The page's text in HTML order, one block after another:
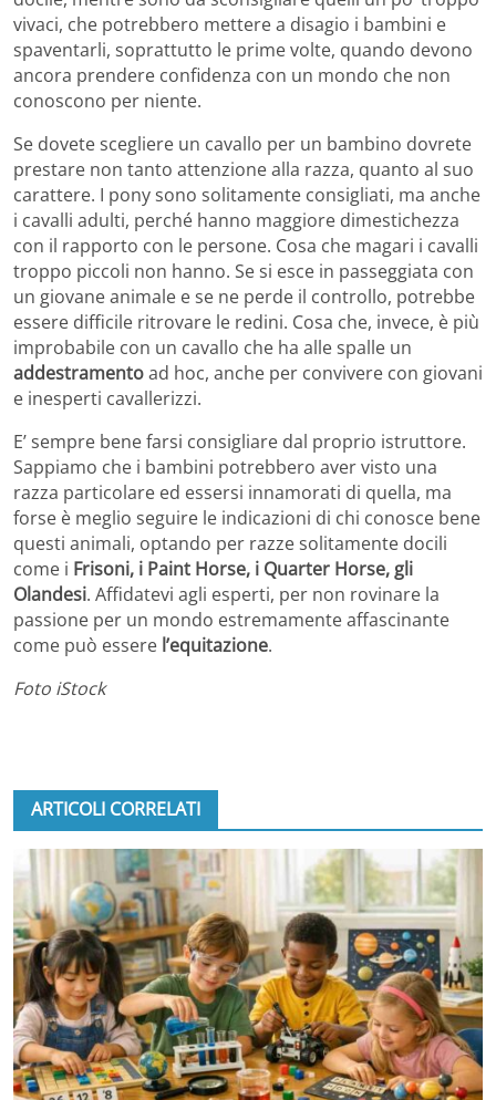
vivaci, che potrebbero mettere a disagio i bambini e
spaventarli, soprattutto le prime volte, quando devono
ancora prendere confidenza con un mondo che non
conoscono per niente.
Se dovete scegliere un cavallo per un bambino dovrete
prestare non tanto attenzione alla razza, quanto al suo
carattere. I pony sono solitamente consigliati, ma anche
i cavalli adulti, perché hanno maggiore dimestichezza
con il rapporto con le persone. Cosa che magari i cavalli
troppo piccoli non hanno. Se si esce in passeggiata con
un giovane animale e se ne perde il controllo, potrebbe
essere difficile ritrovare le redini. Cosa che, invece, è più
improbabile con un cavallo che ha alle spalle un
addestramentoad hoc, anche per convivere con giovani
e inesperti cavallerizzi.
E’ sempre bene farsi consigliare dal proprio istruttore.
Sappiamo che i bambini potrebbero aver visto una
razza particolare ed essersi innamorati di quella, ma
forse è meglio seguire le indicazioni di chi conosce bene
questi animali, optando per razze solitamente docili
come i Frisoni, i Paint Horse, i Quarter Horse, gli
Olandesi. Affidatevi agli esperti, per non rovinare la
passione per un mondo estremamente affascinante
come può essere l’equitazione.
Foto iStock
ARTICOLI CORRELATI